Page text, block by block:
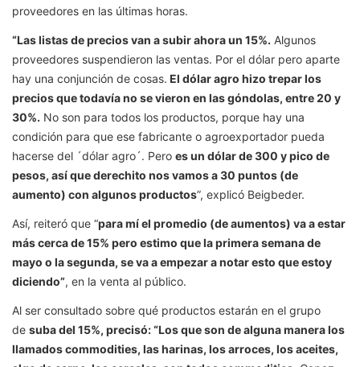
proveedores en las últimas horas.
“Las listas de precios van a subir ahora un 15%. Algunos
proveedores suspendieron las ventas. Por el dólar pero aparte
hay una conjunción de cosas. El dólar agro hizo trepar los
precios que todavía no se vieron en las góndolas, entre 20 y
30%. No son para todos los productos, porque hay una
condición para que ese fabricante o agroexportador pueda
hacerse del ´dólar agro´. Pero es un dólar de 300 y pico de
pesos, así que derechito nos vamos a 30 puntos (de
aumento) con algunos productos”, explicó Beigbeder.
Así, reiteró que “para mí el promedio (de aumentos) va a estar
más cerca de 15% pero estimo que la primera semana de
mayo o la segunda, se va a empezar a notar esto que estoy
diciendo”, en la venta al público.
Al ser consultado sobre qué productos estarán en el grupo
de suba del 15%, precisó: “Los que son de alguna manera los
llamados commodities, las harinas, los arroces, los aceites,